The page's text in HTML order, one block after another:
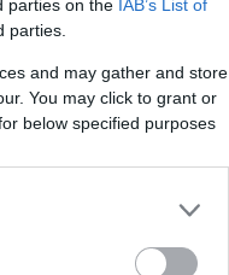
parties on the IAB’s List of
parties.
and may gather and store
You may click to grant or
below specified purposes